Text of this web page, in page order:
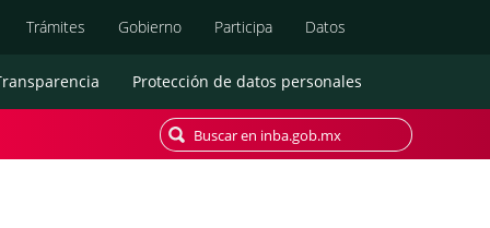
Trámites Gobierno Participa Datos
Protección de datos personales